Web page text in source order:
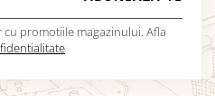
promotiile magazinului. Afla